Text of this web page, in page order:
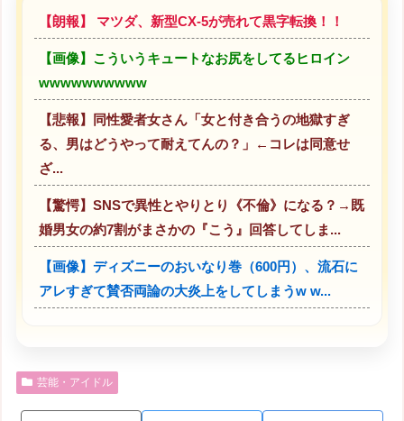
【朗報】 マツダ、新型CX-5が売れて黒字転換！！
【画像】こういうキュートなお尻をしてるヒロイン
wwwwwwwwww
【悲報】同性愛者女さん「女と付き合うの地獄すぎ
る、男はどうやって耐えてんの？」←コレは同意せ
ざ...
【驚愕】SNSで異性とやりとり《不倫》になる？→既
婚男女の約7割がまさかの『こう』回答してしま...
【画像】ディズニーのおいなり巻（600円）、流石に
アレすぎて賛否両論の大炎上をしてしまうw w...
芸能・アイドル